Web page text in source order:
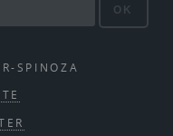
OK
SPINOZA